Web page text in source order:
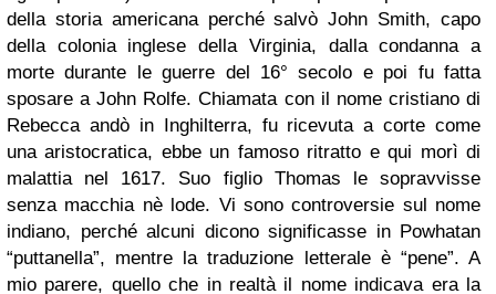
della storia americana perché salvò John Smith, capo
della colonia inglese della Virginia, dalla condanna a
morte durante le guerre del 16° secolo e poi fu fatta
sposare a John Rolfe. Chiamata con il nome cristiano di
Rebecca andò in Inghilterra, fu ricevuta a corte come
una aristocratica, ebbe un famoso ritratto e qui morì di
malattia nel 1617. Suo figlio Thomas le sopravvisse
senza macchia nè lode. Vi sono controversie sul nome
indiano, perché alcuni dicono significasse in Powhatan
“puttanella”, mentre la traduzione letterale è “pene”. A
mio parere, quello che in realtà il nome indicava era la